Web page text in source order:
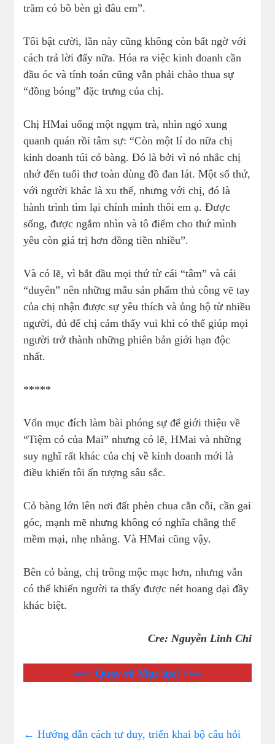
trăm có bõ bèn gì đâu em”.
Tôi bật cười, lần này cũng không còn bất ngờ với
cách trả lời đấy nữa. Hóa ra việc kinh doanh cần
đầu óc và tính toán cũng vẫn phải chào thua sự
“đồng bóng” đặc trưng của chị.
Chị HMai uống một ngụm trà, nhìn ngó xung
quanh quán rồi tâm sự: “Còn một lí do nữa chị
kinh doanh túi cỏ bàng. Đó là bởi vì nó nhắc chị
nhớ đến tuổi thơ toàn dùng đồ đan lát. Một số thứ,
với người khác là xu thế, nhưng với chị, đó là
hành trình tìm lại chính mình thôi em ạ. Được
sống, được ngắm nhìn và tô điểm cho thứ mình
yêu còn giá trị hơn đồng tiền nhiều”.
Và có lẽ, vì bắt đầu mọi thứ từ cái “tâm” và cái
“duyên” nên những mẫu sản phẩm thủ công vẽ tay
của chị nhận được sự yêu thích và ủng hộ từ nhiều
người, đủ để chị cảm thấy vui khi có thể giúp mọi
người trở thành những phiên bản giới hạn độc
nhất.
*****
Vốn mục đích làm bài phóng sự để giới thiệu về
“Tiệm cỏ của Mai” nhưng có lẽ, HMai và những
suy nghĩ rất khác của chị về kinh doanh mới là
điều khiến tôi ấn tượng sâu sắc.
Cỏ bàng lớn lên nơi đất phèn chua cằn cỗi, cần gai
góc, mạnh mẽ nhưng không có nghĩa chẳng thể
mềm mại, nhẹ nhàng. Và HMai cũng vậy.
Bên cỏ bàng, chị trông mộc mạc hơn, nhưng vẫn
có thể khiến người ta thấy được nét hoang dại đầy
khác biệt.
Cre: Nguyễn Linh Chi
==> Quay về Mục lục! <==
← Hướng dẫn cách tư duy, triển khai bộ câu hỏi